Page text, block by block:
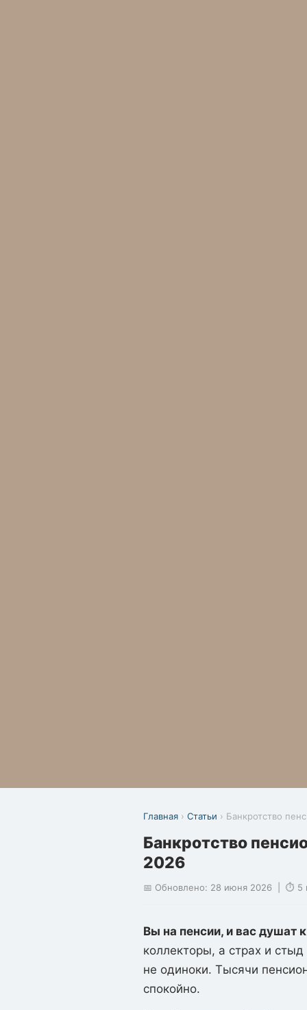
Главная › Статьи › Банкротство
Банкротство
2026
📅 Обновлено: 28 июня 2026 | ⏱ 5
Вы на пенсии, и вас душат
коллекторы, а страх и
не одиноки. Тысячи
спокойно.